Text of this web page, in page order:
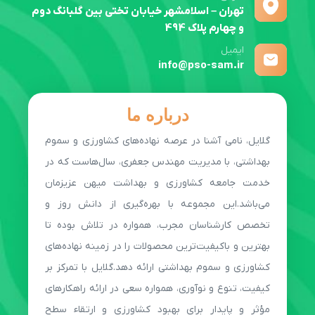
درباره ما
گلایل، نامی آشنا در عرصه نهاده‌های کشاورزی و سموم
بهداشتی، با مدیریت مهندس جعفری، سال‌هاست که در
خدمت جامعه کشاورزی و بهداشت میهن عزیزمان
می‌باشد.این مجموعه با بهره‌گیری از دانش روز و
تخصص کارشناسان مجرب، همواره در تلاش بوده تا
بهترین و باکیفیت‌ترین محصولات را در زمینه نهاده‌های
کشاورزی و سموم بهداشتی ارائه دهد.گلایل با تمرکز بر
کیفیت، تنوع و نوآوری، همواره سعی در ارائه راهکارهای
مؤثر و پایدار برای بهبود کشاورزی و ارتقاء سطح
تهران – اسلامشهر خیابان تختی بین گلبانگ دوم
و چهارم پلاک 494
ایمیل
info@pso-sam.ir